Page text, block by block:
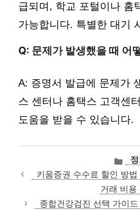
급되며, 학교 포털이나 홈
가능합니다. 특별한 대기
Q: 문제가 발생했을 때 어
A: 증명서 발급에 문제가
스 센터나 홈택스 고객센
도움을 받을 수 있습니다.
카
테
고
리
키움증권 수수료 할인 방
거래 비용
종합건강검진 선택 가이